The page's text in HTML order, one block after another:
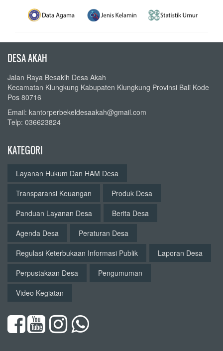
DESA AKAH
Jalan Raya Besakih Desa Akah
Kecamatan Klungkung Kabupaten Klungkung Provinsi Bali Kode
Pos 80716
Email: kantorperbekeldesaakah@gmail.com
Telp: 036623824
KATEGORI
Layanan Hukum Dan HAM Desa
Transparansi Keuangan
Produk Desa
Panduan Layanan Desa
Berita Desa
Agenda Desa
Peraturan Desa
Regulasi Keterbukaan Informasi Publik
Laporan Desa
Perpustakaan Desa
Pengumuman
Video Kegiatan